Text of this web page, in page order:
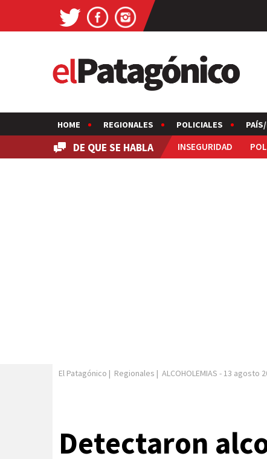
HOME REGIONALES POLICIALES
DE QUE SE HABLA INSEGURIDAD
El Patagónico | Regionales | ALCOHOLEMIAS - 13 agosto
Detectaron